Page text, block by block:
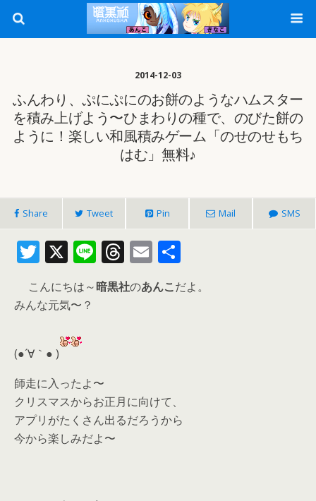
2014-12-03
ふんわり、ぷにぷにのお餅のようなハムスター
を積み上げよう〜ひまわりの種で、のびた餅の
ように！楽しい和風積みゲーム「のせのせもち
はむ」無料♪
Share Tweet Pin Mail SMS
T
w
itt
er
X Li
n
e
T
h
re
E
m
ai
有
こんにちは～暗黒社のあんこだよ。
みんな元気〜？
(●´∀｀● )
師走に入ったよ〜
クリスマスからお正月に向けて、
アプリがたくさん出るだろうから
今から楽しみだよ〜